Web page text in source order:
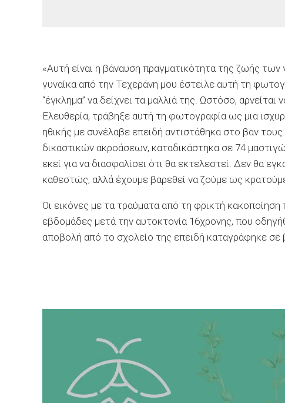
«Αυτή είναι η βάναυση πραγματικότητα της ζωής
γυναίκα από την Τεχεράνη μου έστειλε αυτή τη
“έγκλημα” να δείχνει τα μαλλιά της. Ωστόσο,
Ελευθερία, τράβηξε αυτή τη φωτογραφία ως μια
ηθικής με συνέλαβε επειδή αντιστάθηκα στο βαν
δικαστικών ακροάσεων, καταδικάστηκα σε 74
εκεί για να διασφαλίσει ότι θα εκτελεστεί. Δεν θα
καθεστώς, αλλά έχουμε βαρεθεί να ζούμε ως
Οι εικόνες με τα τραύματα από τη φρικτή
εβδομάδες μετά την αυτοκτονία 16χρονης, που
αποβολή από το σχολείο της επειδή καταγράφηκε σε